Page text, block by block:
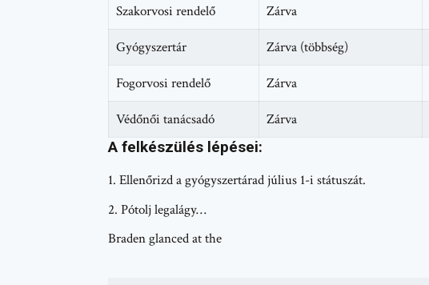
Szakorvosi rendelő Zárva
Gyógyszertár Zárva (többség)
Fogorvosi rendelő Zárva
Védőnői tanácsadó Zárva
A felkészülés lépései:
Ellenőrizd a gyógyszertárad július 1-i státuszát.
Pótolj legalágy…
Braden glanced at the